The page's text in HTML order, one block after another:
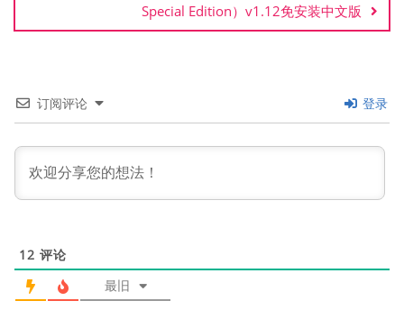
Special Edition）v1.12免安装中文版
订阅评论 登录
12 评论
最旧